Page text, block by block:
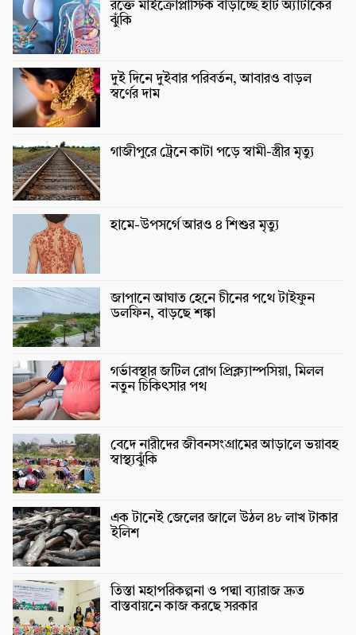
রক্তে মাইক্রোপ্লাস্টিক বাড়াচ্ছে হার্ট অ্যাটাকের
ঝুঁকি
দুই দিনে দুইবার পরিবর্তন, আবারও বাড়ল
স্বর্ণের দাম
গাজীপুরে ট্রেনে কাটা পড়ে স্বামী-স্ত্রীর মৃত্যু
হামে-উপসর্গে আরও ৪ শিশুর মৃত্যু
জাপানে আঘাত হেনে চীনের পথে টাইফুন
ডলফিন, বাড়ছে শঙ্কা
গর্ভাবস্থার জটিল রোগ প্রিক্ল্যাম্পসিয়া, মিলল
নতুন চিকিৎসার পথ
বেদে নারীদের জীবনসংগ্রামের আড়ালে ভয়াবহ
স্বাস্থ্যঝুঁকি
এক টানেই জেলের জালে উঠল ৪৮ লাখ টাকার
ইলিশ
তিস্তা মহাপরিকল্পনা ও পদ্মা ব্যারাজ দ্রুত
বাস্তবায়নে কাজ করছে সরকার